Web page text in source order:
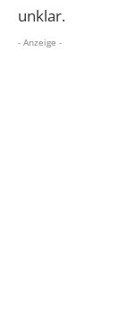
unklar.
- Anzeige -